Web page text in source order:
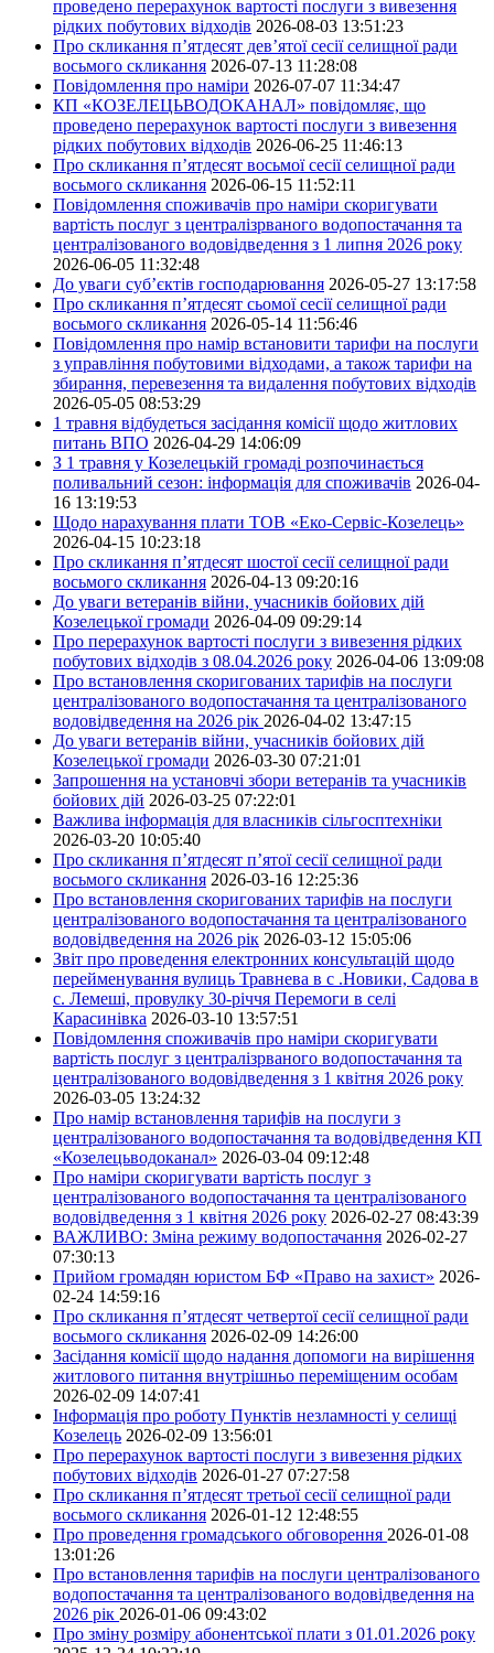
проведено перерахунок вартості послуги з вивезення
рідких побутових відходів 2026-08-03 13:51:23
Про скликання п’ятдесят дев’ятої сесії селищної ради
восьмого скликання 2026-07-13 11:28:08
Повідомлення про наміри 2026-07-07 11:34:47
КП «КОЗЕЛЕЦЬВОДОКАНАЛ» повідомляє, що
проведено перерахунок вартості послуги з вивезення
рідких побутових відходів 2026-06-25 11:46:13
Про скликання п’ятдесят восьмої сесії селищної ради
восьмого скликання 2026-06-15 11:52:11
Повідомлення споживачів про наміри скоригувати
вартість послуг з централізрваного водопостачання та
централізованого водовідведення з 1 липня 2026 року
2026-06-05 11:32:48
До уваги суб’єктів господарювання 2026-05-27 13:17:58
Про скликання п’ятдесят сьомої сесії селищної ради
восьмого скликання 2026-05-14 11:56:46
Повідомлення про намір встановити тарифи на послуги
з управління побутовими відходами, а також тарифи на
збирання, перевезення та видалення побутових відходів
2026-05-05 08:53:29
1 травня відбудеться засідання комісії щодо житлових
питань ВПО 2026-04-29 14:06:09
З 1 травня у Козелецькій громаді розпочинається
поливальний сезон: інформація для споживачів 2026-04-
16 13:19:53
Щодо нарахування плати ТОВ «Еко-Сервіс-Козелець»
2026-04-15 10:23:18
Про скликання п’ятдесят шостої сесії селищної ради
восьмого скликання 2026-04-13 09:20:16
До уваги ветеранів війни, учасників бойових дій
Козелецької громади 2026-04-09 09:29:14
Про перерахунок вартості послуги з вивезення рідких
побутових відходів з 08.04.2026 року 2026-04-06 13:09:08
Про встановлення скоригованих тарифів на послуги
централізованого водопостачання та централізованого
водовідведення на 2026 рік 2026-04-02 13:47:15
До уваги ветеранів війни, учасників бойових дій
Козелецької громади 2026-03-30 07:21:01
Запрошення на установчі збори ветеранів та учасників
бойових дій 2026-03-25 07:22:01
Важлива інформація для власників сільгосптехніки
2026-03-20 10:05:40
Про скликання п’ятдесят п’ятої сесії селищної ради
восьмого скликання 2026-03-16 12:25:36
Про встановлення скоригованих тарифів на послуги
централізованого водопостачання та централізованого
водовідведення на 2026 рік 2026-03-12 15:05:06
Звіт про проведення електронних консультацій щодо
перейменування вулиць Травнева в с .Новики, Садова в
с. Лемеші, провулку 30-річчя Перемоги в селі
Карасинівка 2026-03-10 13:57:51
Повідомлення споживачів про наміри скоригувати
вартість послуг з централізрваного водопостачання та
централізованого водовідведення з 1 квітня 2026 року
2026-03-05 13:24:32
Про намір встановлення тарифів на послуги з
централізованого водопостачання та водовідведення КП
«Козелецьводоканал» 2026-03-04 09:12:48
Про наміри скоригувати вартість послуг з
централізованого водопостачання та централізованого
водовідведення з 1 квітня 2026 року 2026-02-27 08:43:39
ВАЖЛИВО: Зміна режиму водопостачання 2026-02-27
07:30:13
Прийом громадян юристом БФ «Право на захист» 2026-
02-24 14:59:16
Про скликання п’ятдесят четвертої сесії селищної ради
восьмого скликання 2026-02-09 14:26:00
Засідання комісії щодо надання допомоги на вирішення
житлового питання внутрішньо переміщеним особам
2026-02-09 14:07:41
Інформація про роботу Пунктів незламності у селищі
Козелець 2026-02-09 13:56:01
Про перерахунок вартості послуги з вивезення рідких
побутових відходів 2026-01-27 07:27:58
Про скликання п’ятдесят третьої сесії селищної ради
восьмого скликання 2026-01-12 12:48:55
Про проведення громадського обговорення 2026-01-08
13:01:26
Про встановлення тарифів на послуги централізованого
водопостачання та централізованого водовідведення на
2026 рік 2026-01-06 09:43:02
Про зміну розміру абонентської плати з 01.01.2026 року